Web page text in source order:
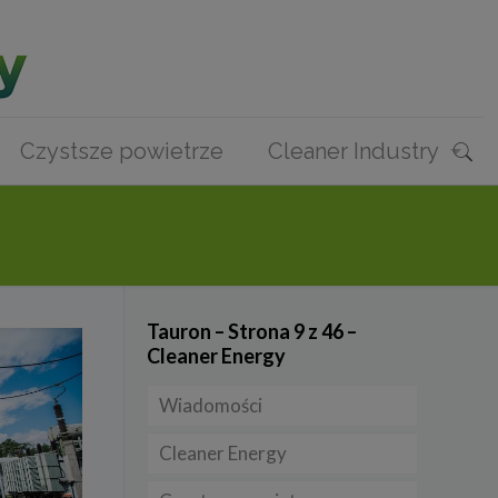
Czystsze powietrze Cleaner Industry
Tauron – Strona 9 z 46 –
Cleaner Energy
Wiadomości
Firmy
Cleaner Energy